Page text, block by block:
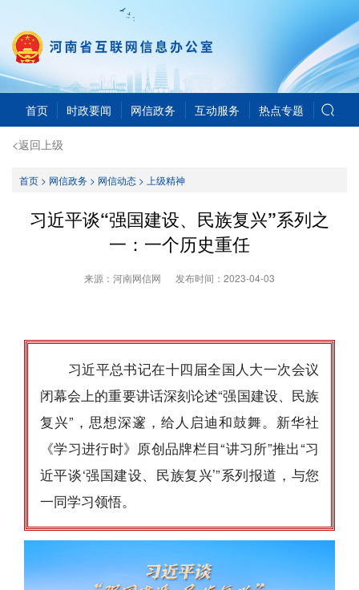
首页 时政要闻 网信政务 互动服务 热点专题
<返回上级
首页> 网信政务> 网信动态> 上级精神
习近平谈“强国建设、民族复兴”系列之
一：一个历史重任
来源：河南网信网 发布时间： 2023-04-03
习近平总书记在十四届全国人大一次会议
闭幕会上的重要讲话深刻论述“强国建设、民族
复兴”，思想深邃，给人启迪和鼓舞。新华社
《学习进行时》原创品牌栏目“讲习所”推出“习
近平谈‘强国建设、民族复兴’”系列报道，与您
一同学习领悟。